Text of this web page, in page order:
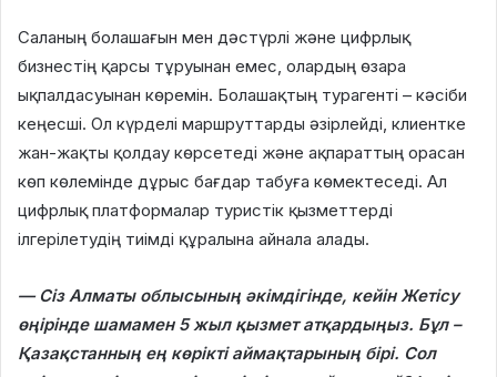
Саланың болашағын мен дәстүрлі және цифрлық
бизнестің қарсы тұруынан емес, олардың өзара
ықпалдасуынан көремін. Болашақтың турагенті – кәсіби
кеңесші. Ол күрделі маршруттарды әзірлейді, клиентке
жан-жақты қолдау көрсетеді және ақпараттың орасан
көп көлемінде дұрыс бағдар табуға көмектеседі. Ал
цифрлық платформалар туристік қызметтерді
ілгерілетудің тиімді құралына айнала алады.
— Сіз Алматы облысының әкімдігінде, кейін Жетісу
өңірінде шамамен 5 жыл қызмет атқардыңыз. Бұл –
Қазақстанның ең көрікті аймақтарының бірі. Сол